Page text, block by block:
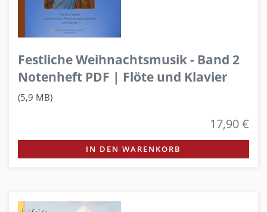
Festliche Weihnachtsmusik - Band 2
Notenheft PDF | Flöte und Klavier
(5,9 MB)
17,90 €
IN DEN WARENKORB